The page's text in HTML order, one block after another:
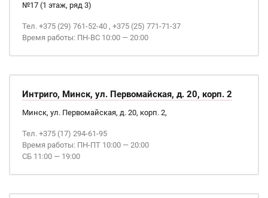
№17 (1 этаж, ряд 3)
Тел. +375 (29) 761-52-40 , +375 (25) 771-71-37
Время работы: ПН-ВС 10:00 — 20:00
Интриго, Минск, ул. Первомайская, д. 20, корп. 2
Минск, ул. Первомайская, д. 20, корп. 2,
Тел. +375 (17) 294-61-95
Время работы: ПН-ПТ 10:00 — 20:00
СБ 11:00 — 19:00